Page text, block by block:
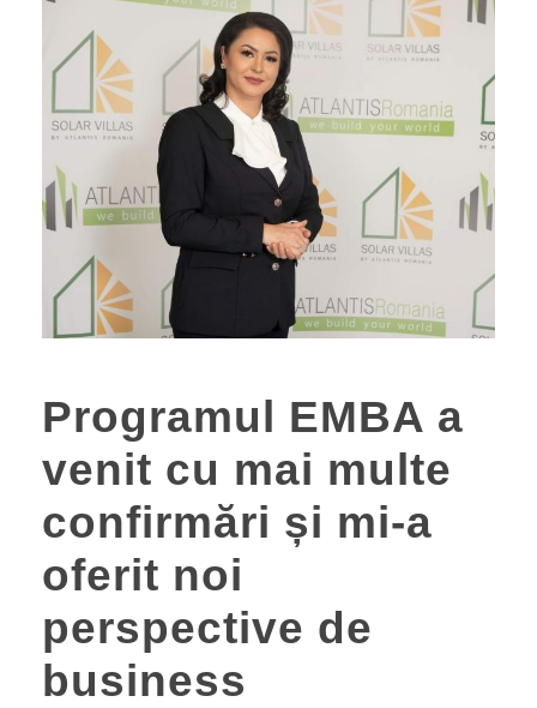
Programul EMBA a
venit cu mai multe
confirmări și mi-a
oferit noi
perspective de
business